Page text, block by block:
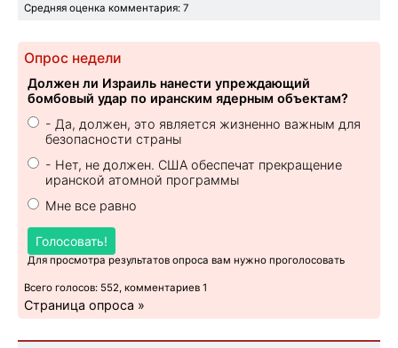
Средняя оценка комментария: 7
Опрос недели
Должен ли Израиль нанести упреждающий
бомбовый удар по иранским ядерным объектам?
- Да, должен, это является жизненно важным для
безопасности страны
- Нет, не должен. США обеспечат прекращение
иранской атомной программы
Мне все равно
Голосовать!
Для просмотра результатов опроса вам нужно проголосовать
Всего голосов: 552, комментариев 1
Страница опроса »